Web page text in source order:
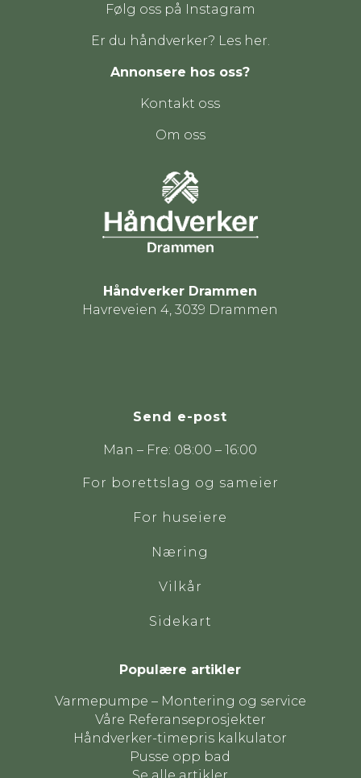
Følg oss på Instagram
Er du håndverker? Les her.
Annonsere hos oss?
Kontakt oss
Om oss
Håndverker Drammen
Havreveien 4, 3039 Drammen
Send e-post
Man – Fre: 08:00 – 16:00
For borettslag og sameier
For huseiere
Næring
Vilkår
Sidekart
Populære artikler
Varmepumpe – Montering og service
Våre Referanseprosjekter
Håndverker-timepris kalkulator
Pusse opp bad